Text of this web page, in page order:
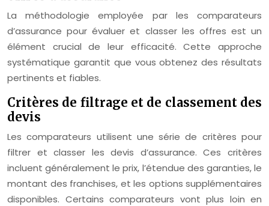
La méthodologie employée par les comparateurs
d’assurance pour évaluer et classer les offres est un
élément crucial de leur efficacité. Cette approche
systématique garantit que vous obtenez des résultats
pertinents et fiables.
Critères de filtrage et de classement des
devis
Les comparateurs utilisent une série de critères pour
filtrer et classer les devis d’assurance. Ces critères
incluent généralement le prix, l’étendue des garanties, le
montant des franchises, et les options supplémentaires
disponibles. Certains comparateurs vont plus loin en